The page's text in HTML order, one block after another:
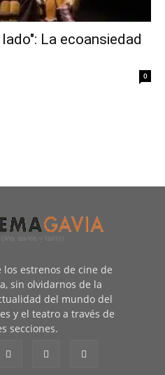
La ecoansiedad
0
los estrenos de cine de
sin olvidarnos de la
del mundo del
y el teatro a través de
secciones.